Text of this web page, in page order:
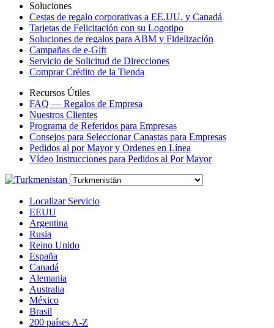
Soluciones
Cestas de regalo corporativas a EE.UU. y Canadá
Tarjetas de Felicitación con su Logotipo
Soluciones de regalos para ABM y Fidelización
Campañas de e-Gift
Servicio de Solicitud de Direcciones
Comprar Crédito de la Tienda
Recursos Útiles
FAQ — Regalos de Empresa
Nuestros Clientes
Programa de Referidos para Empresas
Consejos para Seleccionar Canastas para Empresas
Pedidos al por Mayor y Ordenes en Línea
Vídeo Instrucciones para Pedidos al Por Mayor
Localizar Servicio
EEUU
Argentina
Rusia
Reino Unido
España
Canadá
Alemania
Australia
México
Brasil
200 países A-Z